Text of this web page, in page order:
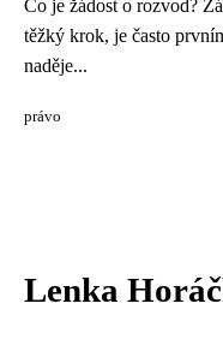
Co je žádost o rozvod?
těžký krok, je často
naděje...
právo
Lenka